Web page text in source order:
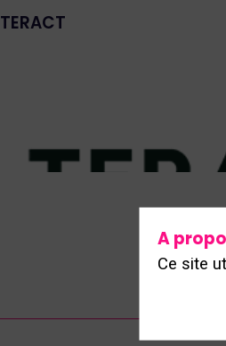
TERACT
A
Ce site